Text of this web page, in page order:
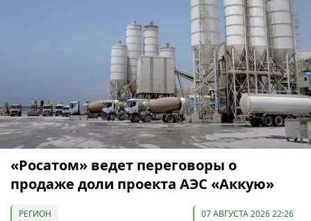
«Росатом» ведет переговоры о
продаже доли проекта АЭС «Аккую»
РЕГИОН 07 АВГУСТА 2026 22:26